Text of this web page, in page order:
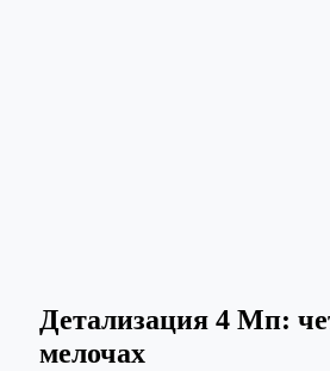
Детализация 4 Мп:
мелочах